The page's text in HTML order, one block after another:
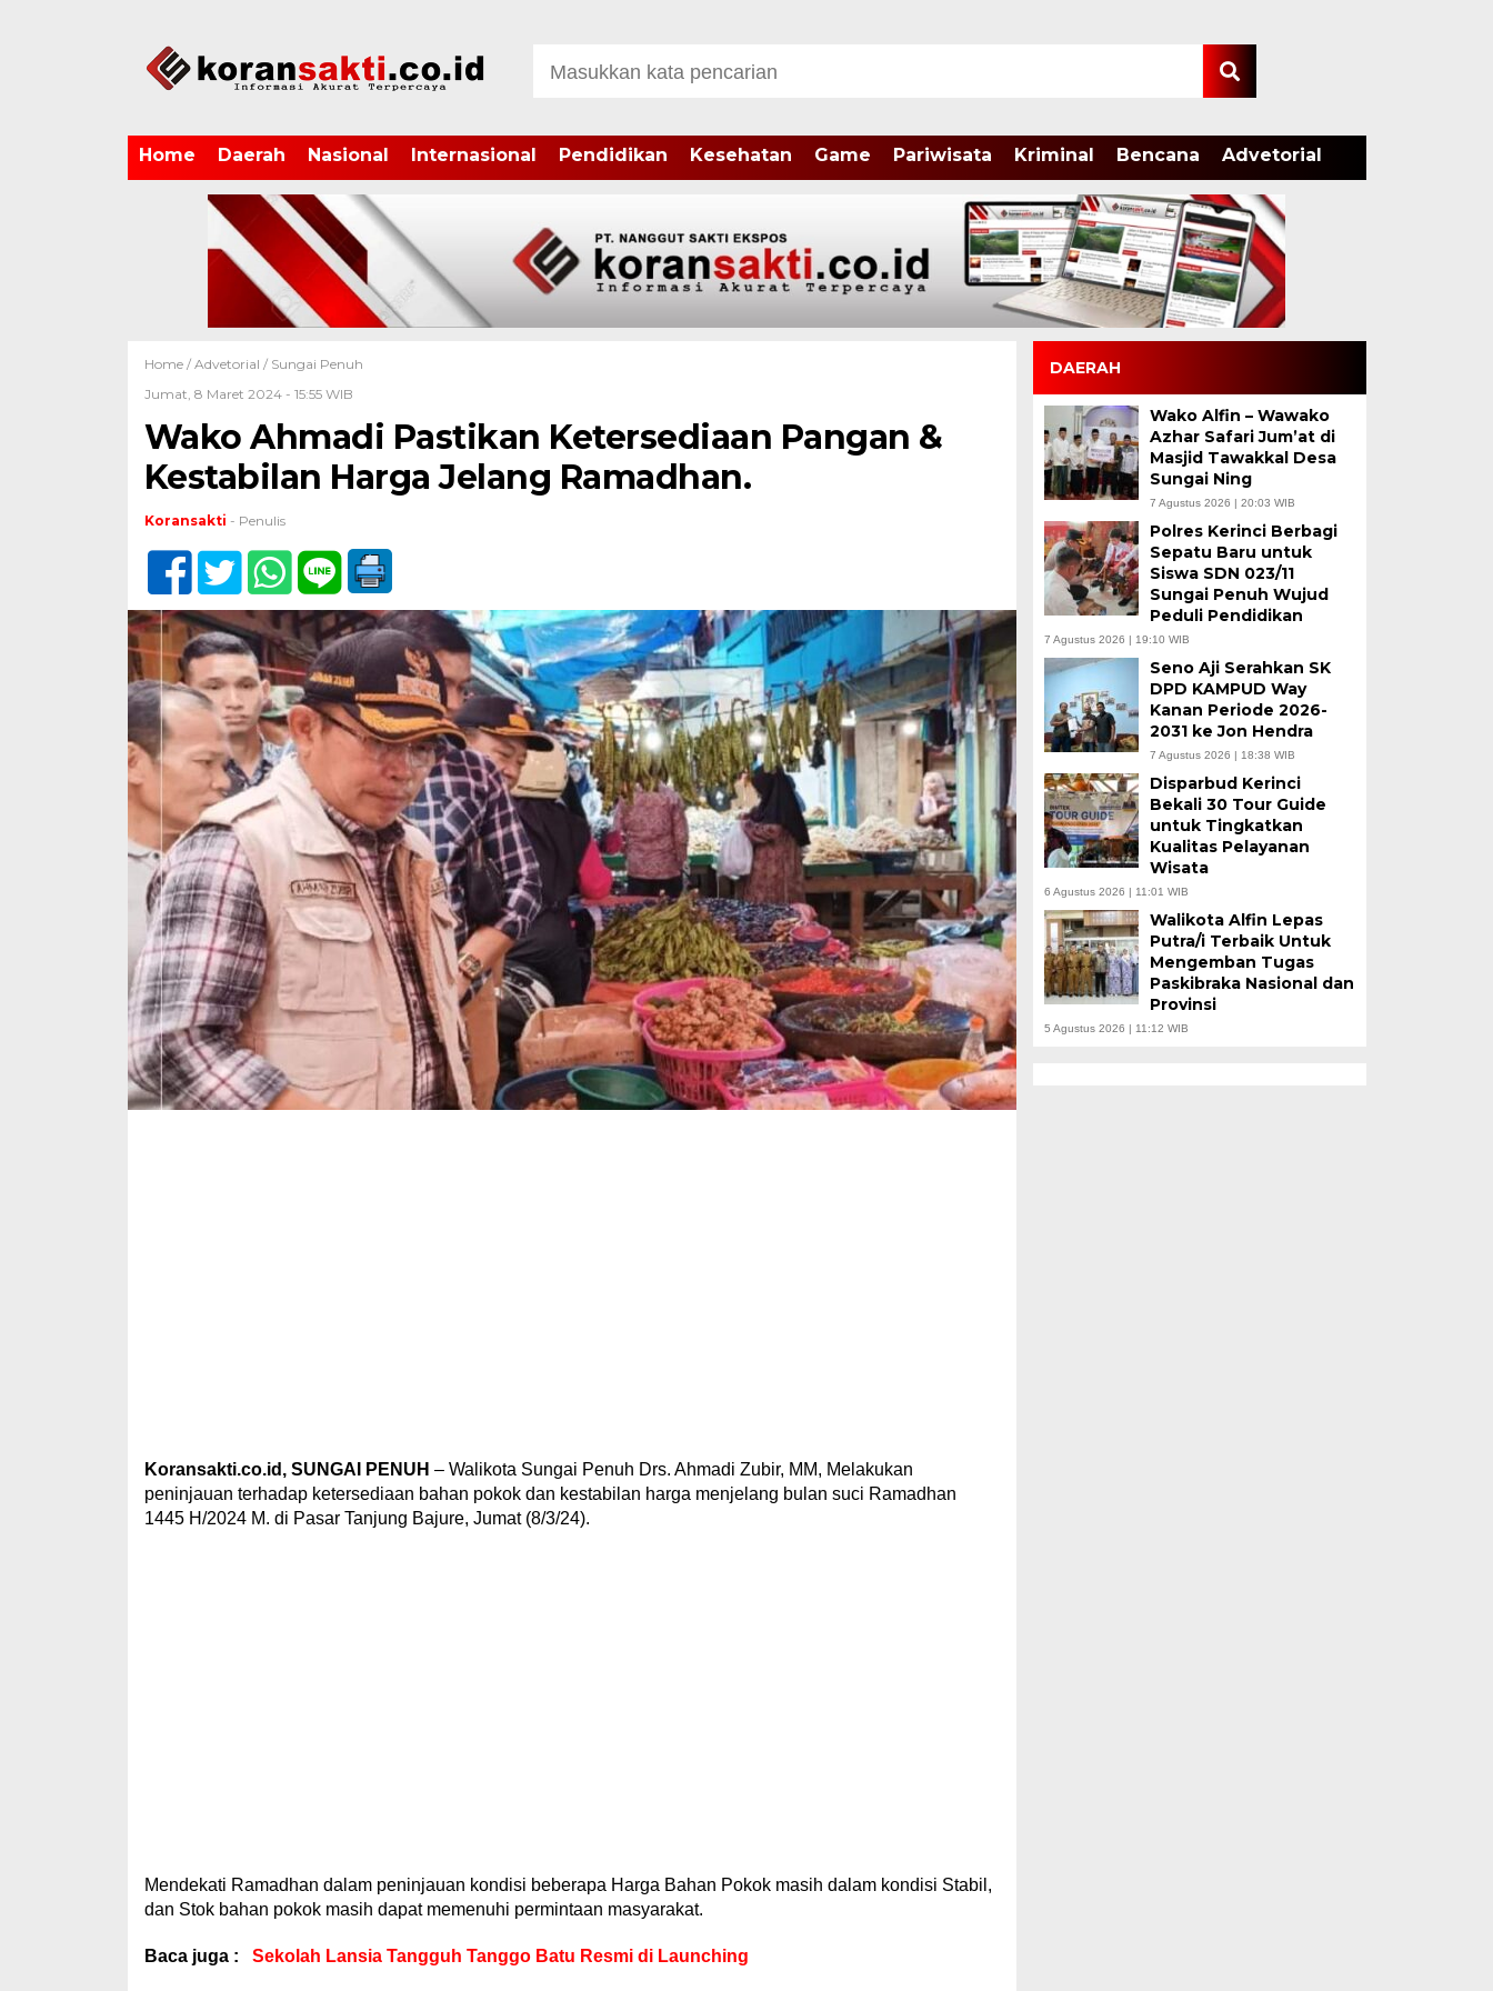
Home Daerah Nasional Internasional Pendidikan Kesehatan Game Pariwisata Kriminal Bencana Advetorial
Home / Advetorial / Sungai Penuh
Jumat, 8 Maret 2024 - 15:55 WIB
Wako Ahmadi Pastikan Ketersediaan Pangan &
Kestabilan Harga Jelang Ramadhan.
Koransakti - Penulis
Koransakti.co.id, SUNGAI PENUH – Walikota Sungai Penuh Drs. Ahmadi Zubir, MM, Melakukan
peninjauan terhadap ketersediaan bahan pokok dan kestabilan harga menjelang bulan suci Ramadhan
1445 H/2024 M. di Pasar Tanjung Bajure, Jumat (8/3/24).
Mendekati Ramadhan dalam peninjauan kondisi beberapa Harga Bahan Pokok masih dalam kondisi Stabil,
dan Stok bahan pokok masih dapat memenuhi permintaan masyarakat.
Baca juga : Sekolah Lansia Tangguh Tanggo Batu Resmi di Launching
DAERAH
Wako Alfin – Wawako
Azhar Safari Jum’at di
Masjid Tawakkal Desa
Sungai Ning
7 Agustus 2026 | 20:03 WIB
Polres Kerinci Berbagi
Sepatu Baru untuk
Siswa SDN 023/11
Sungai Penuh Wujud
Peduli Pendidikan
7 Agustus 2026 | 19:10 WIB
Seno Aji Serahkan SK
DPD KAMPUD Way
Kanan Periode 2026-
2031 ke Jon Hendra
7 Agustus 2026 | 18:38 WIB
Disparbud Kerinci
Bekali 30 Tour Guide
untuk Tingkatkan
Kualitas Pelayanan
Wisata
6 Agustus 2026 | 11:01 WIB
Walikota Alfin Lepas
Putra/i Terbaik Untuk
Mengemban Tugas
Paskibraka Nasional dan
Provinsi
5 Agustus 2026 | 11:12 WIB